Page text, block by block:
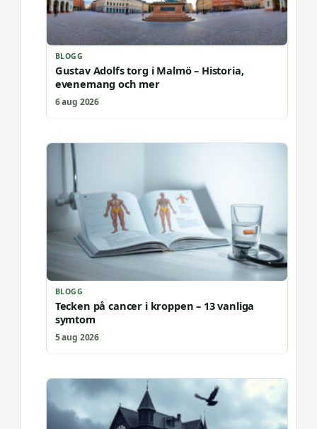
BLOGG
Gustav Adolfs torg i Malmö – Historia,
evenemang och mer
6 aug 2026
BLOGG
Tecken på cancer i kroppen – 13 vanliga
symtom
5 aug 2026